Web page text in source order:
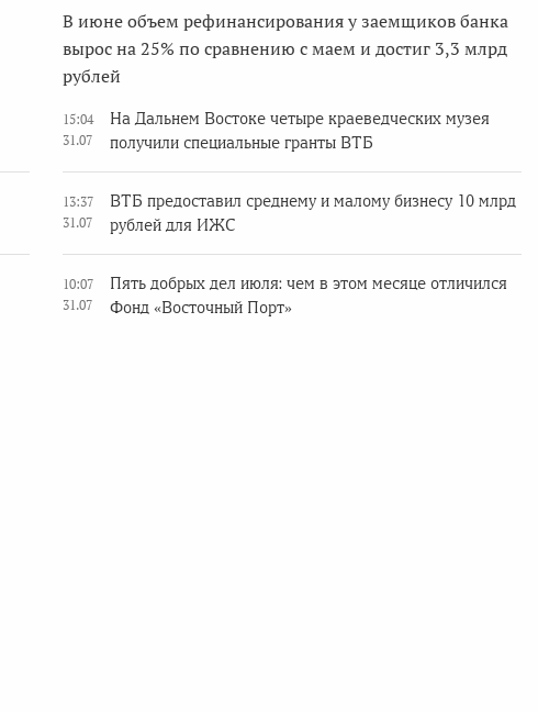
В июне объем рефинансирования у заемщиков банка
вырос на 25% по сравнению с маем и достиг 3,3 млрд
рублей
15:04
31.07
На Дальнем Востоке четыре краеведческих музея
получили специальные гранты ВТБ
13:37
31.07
ВТБ предоставил среднему и малому бизнесу 10 млрд
рублей для ИЖС
10:07
31.07
Пять добрых дел июля: чем в этом месяце отличился
Фонд «Восточный Порт»